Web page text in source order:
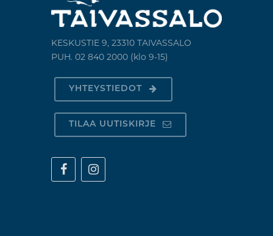
KESKUSTIE 9, 23310 TAIVASSALO
PUH. 02 840 2000 (klo 9-15)
YHTEYSTIEDOT
TILAA UUTISKIRJE